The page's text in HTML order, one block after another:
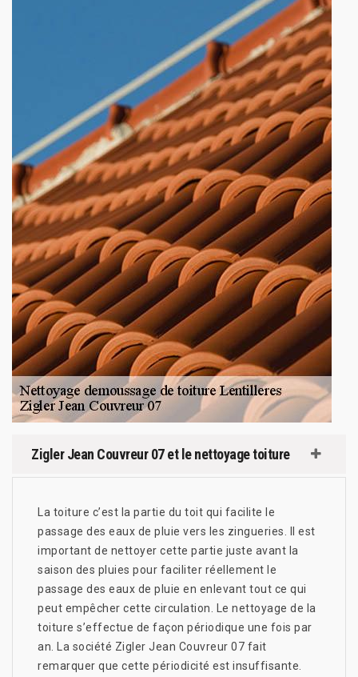
Zigler Jean Couvreur 07 et le nettoyage toiture
La toiture c’est la partie du toit qui facilite le
passage des eaux de pluie vers les zingueries. Il est
important de nettoyer cette partie juste avant la
saison des pluies pour faciliter réellement le
passage des eaux de pluie en enlevant tout ce qui
peut empêcher cette circulation. Le nettoyage de la
toiture s’effectue de façon périodique une fois par
an. La société Zigler Jean Couvreur 07 fait
remarquer que cette périodicité est insuffisante.